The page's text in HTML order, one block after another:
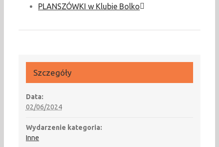
PLANSZÓWKI w Klubie Bolko
Szczegóły
Data:
02/06/2024
Wydarzenie kategoria:
Inne